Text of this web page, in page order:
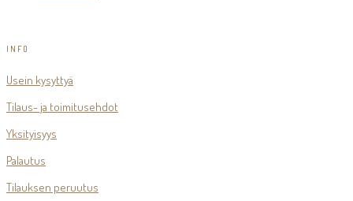
INFO
Usein kysyttyä
Tilaus- ja toimitusehdot
Yksityisyys
Palautus
Tilauksen peruutus